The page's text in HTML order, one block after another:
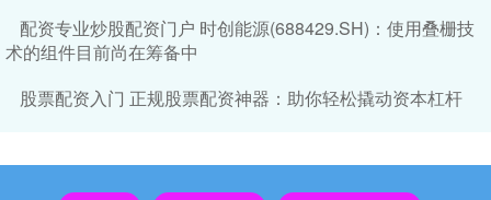
配资专业炒股配资门户 时创能源(688429.SH)：使用叠栅技
术的组件目前尚在筹备中
股票配资入门 正规股票配资神器：助你轻松撬动资本杠杆